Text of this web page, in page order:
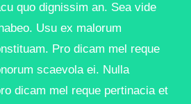
quo dignissim an. Sea vide
Usu ex malorum
Pro dicam mel reque
scaevola ei. Nulla
dicam mel reque pertinacia et